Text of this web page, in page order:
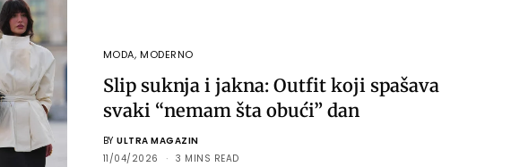
MODA,MODERNO
Slip suknja i jakna: Outfit koji spašava
svaki “nemam šta obući” dan
BY ULTRA MAGAZIN
11/04/2026
3 MINS READ